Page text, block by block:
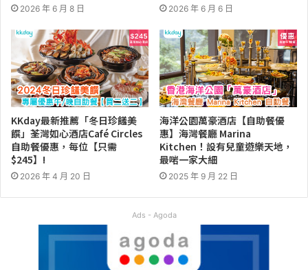
2026 年 6 月 8 日 2026 年 6 月 6 日
KKday最新推薦「冬日珍饈美
饌」荃灣如心酒店Café Circles
自助餐優惠，每位【只需
$245】!
2026 年 4 月 20 日
海洋公園萬豪酒店【自助餐優
惠】海灣餐廳 Marina
Kitchen！設有兒童遊樂天地，
最啱一家大細
2025 年 9 月 22 日
Ads - Agoda